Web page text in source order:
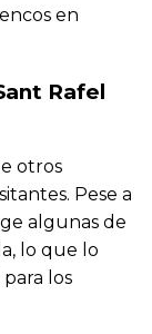
en
Rafel
otros
Pese a
algunas de
lo que lo
los